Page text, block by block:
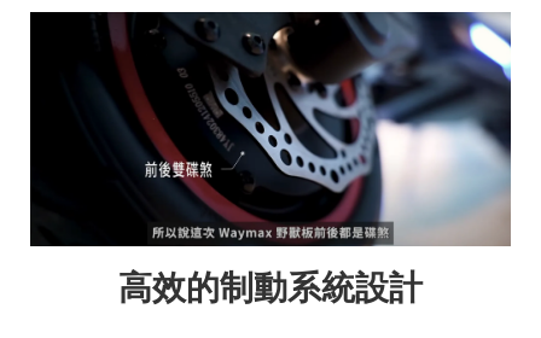
高效的制動系統設計